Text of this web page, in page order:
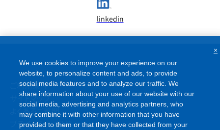
linkedin
ご利用条件
サイトマップ
よくあるご質問
プライバシーポリシー
We use cookies to improve your experience on our
website, to personalize content and ads, to provide
social media features and to analyze our traffic. We
share information about your use of our website with our
social media, advertising and analytics partners, who
may combine it with other information that you have
provided to them or that they have collected from your
×